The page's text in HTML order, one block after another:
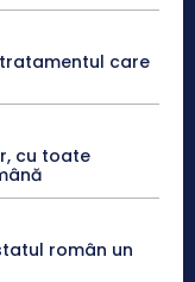
care
cu toate
român un